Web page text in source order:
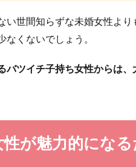
世間知らずな未婚女性よ
くないでしょう。
バツイチ子持ち女性からは
が魅力的にな